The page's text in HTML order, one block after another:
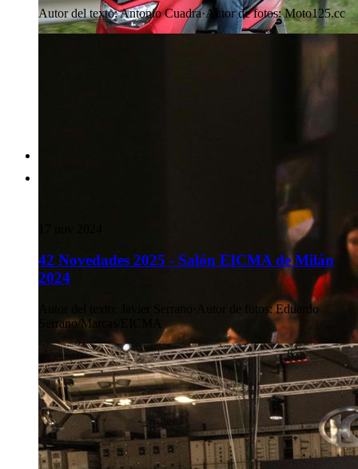
Autor del texto:Antonio Cuadra·Autor de fotos: Moto125.cc
42 Novedades 2025 - Salón EICMA de Milán
2024
Autor de fotos: Eduardo
Serrano/Marcas/EICMA